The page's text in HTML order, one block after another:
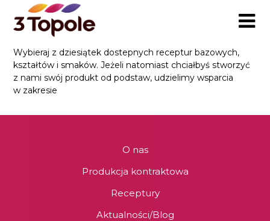
Wybieraj z dziesiątek dostepnych receptur bazowych,
kształtów i smaków. Jeżeli natomiast chciałbyś stworzyć
z nami swój produkt od podstaw, udzielimy wsparcia
w zakresie
O nas
Produkcja kontraktowa
Receptury
Aktualności/Blog